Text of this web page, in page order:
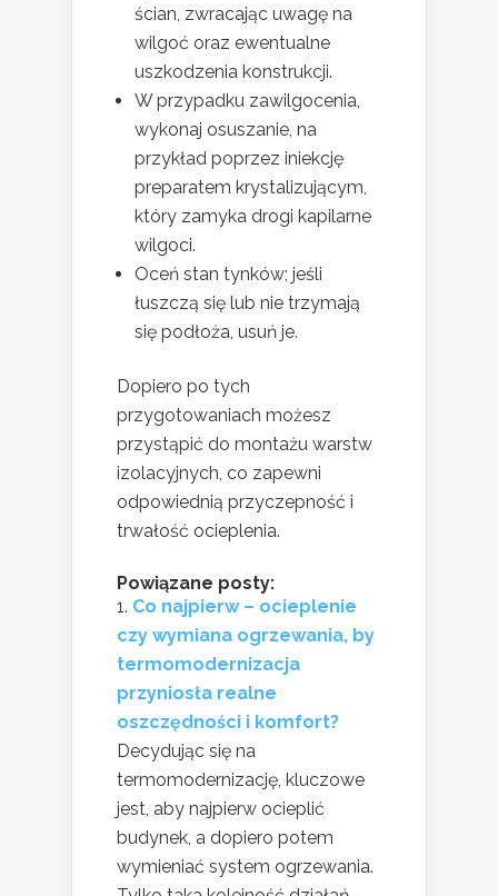
ścian, zwracając uwagę na
wilgoć oraz ewentualne
uszkodzenia konstrukcji.
W przypadku zawilgocenia,
wykonaj osuszanie, na
przykład poprzez iniekcję
preparatem krystalizującym,
który zamyka drogi kapilarne
wilgoci.
Oceń stan tynków; jeśli
łuszczą się lub nie trzymają
się podłoża, usuń je.
Dopiero po tych
przygotowaniach możesz
przystąpić do montażu warstw
izolacyjnych, co zapewni
odpowiednią przyczepność i
trwałość ocieplenia.
Powiązane posty:
Co najpierw – ocieplenie
czy wymiana ogrzewania, by
termomodernizacja
przyniosła realne
oszczędności i komfort?
Decydując się na
termomodernizację, kluczowe
jest, aby najpierw ocieplić
budynek, a dopiero potem
wymieniać system ogrzewania.